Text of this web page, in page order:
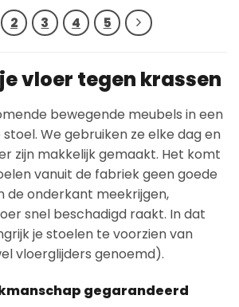
2 3 4 5
vloer tegen krassen
bewegende meubels in een
We gebruiken ze elke dag en
zijn makkelijk gemaakt. Het komt
vanuit de fabriek geen goede
de onderkant meekrijgen,
snel beschadigd raakt. In dat
je stoelen te voorzien van
vloerglijders genoemd).
gegarandeerd